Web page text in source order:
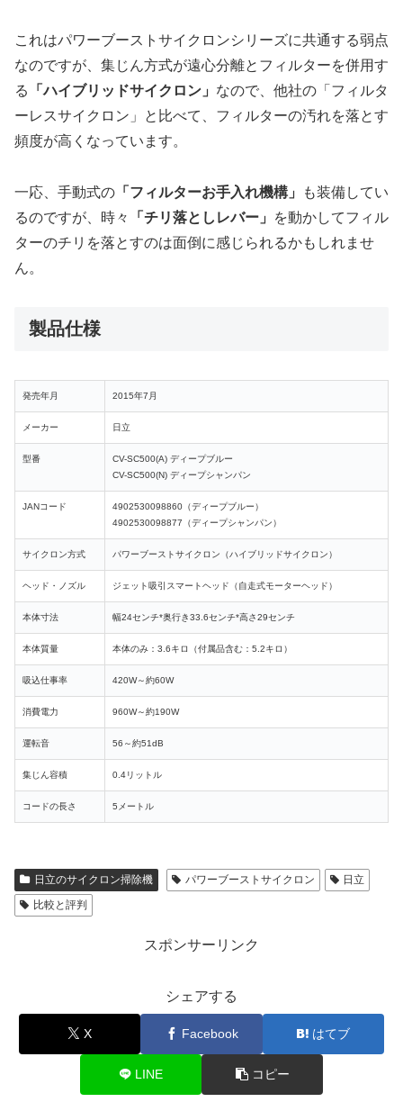
これはパワーブーストサイクロンシリーズに共通する弱点
なのですが、集じん方式が遠心分離とフィルターを併用す
る
「ハイブリッドサイクロン」 なので、他社の「フィルタ
ーレスサイクロン」と比べて、フィルターの汚れを落とす
頻度が高くなっています。
一応、手動式の 「フィルターお手入れ機構」
も装備してい
るのですが、時々
「チリ落としレバー」
を動かしてフィル
ターのチリを落とすのは面倒に感じられるかもしれませ
ん。
製品仕様
発売年月 2015年7月
メーカー 日立
型番
CV-SC500(A) ディープブルー
CV-SC500(N) ディープシャンパン
JANコード
4902530098860（ディープブルー）
4902530098877（ディープシャンパン）
サイクロン方式 パワーブーストサイクロン（ハイブリッドサイクロン）
ヘッド・ノズル ジェット吸引スマートヘッド（自走式モーターヘッド）
本体寸法 幅24センチ*奥行き33.6センチ*高さ29センチ
本体質量 本体のみ：3.6キロ（付属品含む：5.2キロ）
吸込仕事率 420W～約60W
消費電力 960W～約190W
運転音 56～約51dB
集じん容積 0.4リットル
コードの長さ 5メートル
日立のサイクロン掃除機 パワーブーストサイクロン
日立
比較と評判
スポンサーリンク
シェアする
X Facebook はてブ
LINE コピー